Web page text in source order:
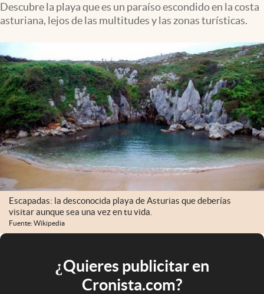
Descubre la playa que es un paraíso escondido en la costa
asturiana, lejos de las multitudes y las zonas turísticas.
Escapadas: la desconocida playa de Asturias que deberías
visitar aunque sea una vez en tu vida.
Fuente: Wikipedia
¿Quieres publicitar en
Cronista.com?